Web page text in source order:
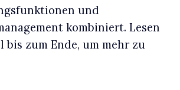
und
kombiniert. Lesen
bis zum Ende, um mehr zu